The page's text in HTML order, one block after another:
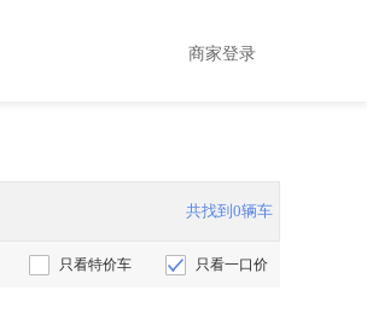
商家登录
共找到0辆车
只看特价车 只看一口价